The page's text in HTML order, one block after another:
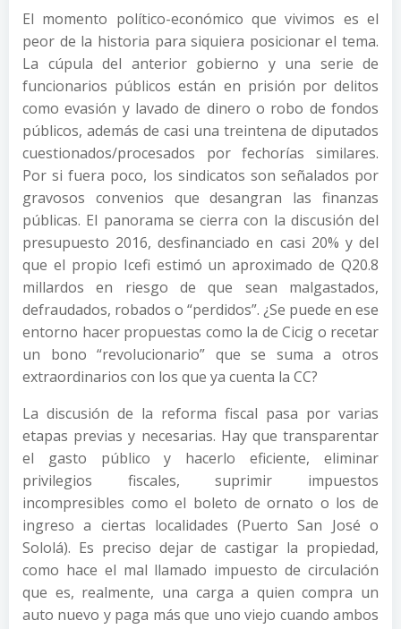
El momento político-económico que vivimos es el
peor de la historia para siquiera posicionar el tema.
La cúpula del anterior gobierno y una serie de
funcionarios públicos están en prisión por delitos
como evasión y lavado de dinero o robo de fondos
públicos, además de casi una treintena de diputados
cuestionados/procesados por fechorías similares.
Por si fuera poco, los sindicatos son señalados por
gravosos convenios que desangran las finanzas
públicas. El panorama se cierra con la discusión del
presupuesto 2016, desfinanciado en casi 20% y del
que el propio Icefi estimó un aproximado de Q20.8
millardos en riesgo de que sean malgastados,
defraudados, robados o “perdidos”. ¿Se puede en ese
entorno hacer propuestas como la de Cicig o recetar
un bono “revolucionario” que se suma a otros
extraordinarios con los que ya cuenta la CC?
La discusión de la reforma fiscal pasa por varias
etapas previas y necesarias. Hay que transparentar
el gasto público y hacerlo eficiente, eliminar
privilegios fiscales, suprimir impuestos
incompresibles como el boleto de ornato o los de
ingreso a ciertas localidades (Puerto San José o
Sololá). Es preciso dejar de castigar la propiedad,
como hace el mal llamado impuesto de circulación
que es, realmente, una carga a quien compra un
auto nuevo y paga más que uno viejo cuando ambos